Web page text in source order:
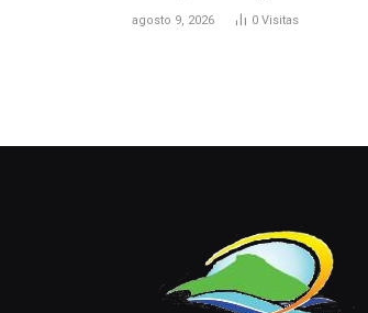
agosto 9, 2026 0 Visitas